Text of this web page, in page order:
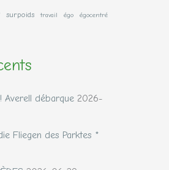
surpoids travail égo égocentré
Averell débarque 2026-
Fliegen des Parktes *